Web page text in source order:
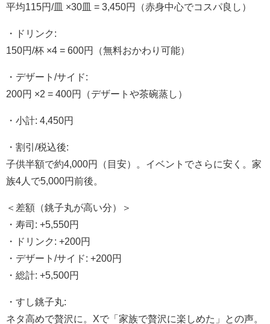
平均115円/皿 ×30皿 = 3,450円（赤身中心でコスパ良し）
・ドリンク:
150円/杯 ×4 = 600円（無料おかわり可能）
・デザート/サイド:
200円 ×2 = 400円（デザートや茶碗蒸し）
・小計: 4,450円
・割引/税込後:
子供半額で約4,000円（目安）。イベントでさらに安く。家
族4人で5,000円前後。
＜差額（銚子丸が高い分）＞
・寿司: +5,550円
・ドリンク: +200円
・デザート/サイド: +200円
・総計: +5,500円
・すし銚子丸:
ネタ高めで贅沢に。Xで「家族で贅沢に楽しめた」との声。